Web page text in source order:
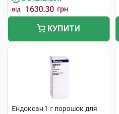
від 1630.30 грн
КУПИТИ
Ендоксан 1 г порошок для